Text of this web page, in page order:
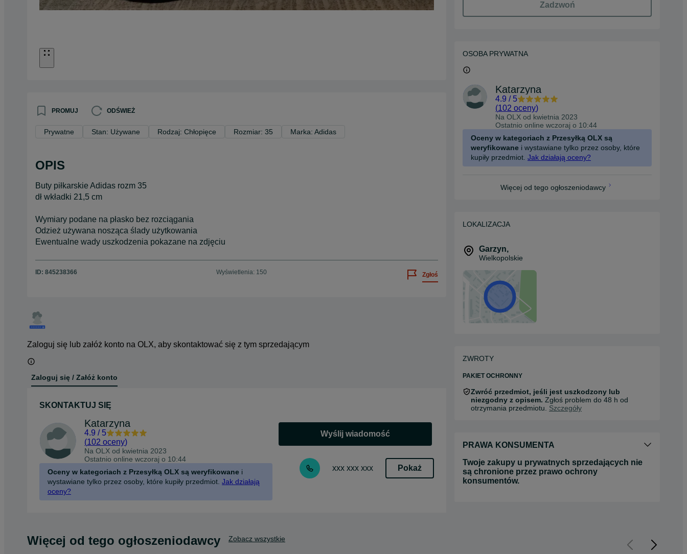
PROMUJ ODŚWIEŻ
Prywatne Stan: Używane Rodzaj: Chłopięce Rozmiar: 35 Marka: Adidas
OPIS
Buty piłkarskie Adidas rozm 35
dł wkładki 21,5 cm
Wymiary podane na płasko bez rozciągania
Odzież używana nosząca ślady użytkowania
Ewentualne wady uszkodzenia pokazane na zdjęciu
ID: 845238366 Wyświetlenia: 150 Zgłoś
Zaloguj się lub załóż konto na OLX, aby skontaktować się z tym sprzedającym
Zaloguj się / Załóż konto
SKONTAKTUJ SIĘ
Katarzyna
4.9 / 5
(102 oceny)
Na OLX od kwietnia 2023
Ostatnio online wczoraj o 10:44
Oceny w kategoriach z Przesyłką OLX są weryfikowane i
wystawiane tylko przez osoby, które kupiły przedmiot. Jak działają
oceny?
Wyślij wiadomość
xxx xxx xxx Pokaż
Zadzwoń
OSOBA PRYWATNA
Katarzyna
4.9 / 5
(102 oceny)
Na OLX od kwietnia 2023
Ostatnio online wczoraj o 10:44
Oceny w kategoriach z Przesyłką OLX są
weryfikowane i wystawiane tylko przez osoby, które
kupiły przedmiot. Jak działają oceny?
Więcej od tego ogłoszeniodawcy
LOKALIZACJA
Garzyn,
Wielkopolskie
ZWROTY
PAKIET OCHRONNY
Zwróć przedmiot, jeśli jest uszkodzony lub
niezgodny z opisem. Zgłoś problem do 48 h od
otrzymania przedmiotu. Szczegóły
PRAWA KONSUMENTA
Twoje zakupy u prywatnych sprzedających nie
są chronione przez prawo ochrony
konsumentów.
Więcej od tego ogłoszeniodawcy Zobacz wszystkie